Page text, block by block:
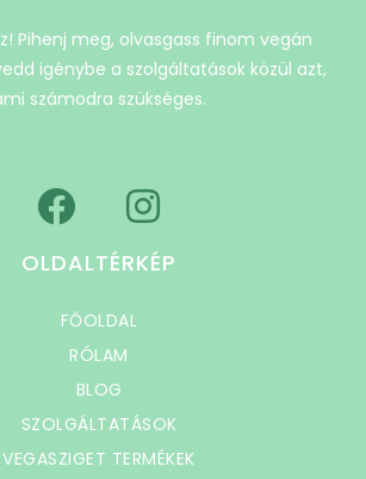
Pihenj meg, olvasgass finom vegán
igénybe a szolgáltatások közül azt,
számodra szükséges.
OLDALTÉRKÉP
FŐOLDAL
RÓLAM
BLOG
SZOLGÁLTATÁSOK
VEGASZIGET TERMÉKEK